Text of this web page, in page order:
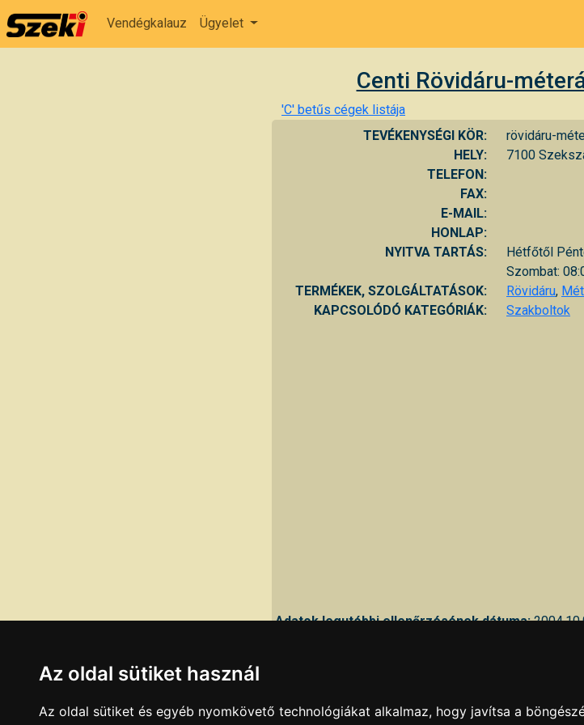
Vendégkalauz Ügyelet
Centi Rövidáru-
'C' betűs cégek listája
TEVÉKENYSÉGI KÖR:
rövidáru-
HELY:
7100
TELEFON:
FAX:
E-MAIL:
HONLAP:
NYITVA TARTÁS:
Hétfőtől
Szombat:
TERMÉKEK, SZOLGÁLTATÁSOK:
Rövidáru,
KAPCSOLÓDÓ KATEGÓRIÁK:
Szakboltok
Adatok legutóbbi ellenőrzésének dátuma:
Az oldal sütiket használ
Az oldal sütiket és egyéb nyomkövető technológiákat alkalmaz, hogy javítsa a